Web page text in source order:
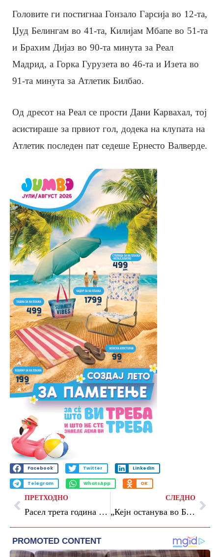
Головите ги постигнаа Гонзало Гарсија во 12-та,
Џуд Белингам во 41-та, Килијам Мбапе во 51-та
и Брахим Дијаз во 90-та минута за Реал
Мадрид, а Горка Гурузета во 46-та и Изета во
91-та минута за Атлетик Билбао.
Од дресот на Реал се прости Дани Карвахал, тој
асистираше за првиот гол, додека на клупата на
Атлетик последен пат седеше Ернесто Валверде.
Facebook Twitter LinkedIn
Telegram WhatsApp OK
ПРЕТХОДНО
Расел трета година по ред ја освои пол-позицијата во Канада
СЛЕДНО
„Кејн останува во Баерн, Барселона и онака нема пари“